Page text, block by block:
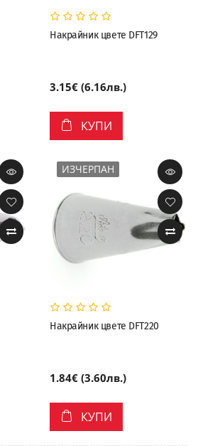
Накрайник цвете DFT129
3.15€ (6.16лв.)
КУПИ
ИЗЧЕРПАН
Накрайник цвете DFT220
1.84€ (3.60лв.)
КУПИ